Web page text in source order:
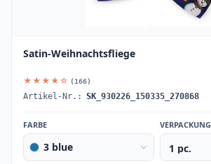
Satin-Weihnachtsfliege
★★★★☆ (166)
Artikel-Nr.: SK_930226_150335_270868
FARBE
3 blue
VERPACKUNG